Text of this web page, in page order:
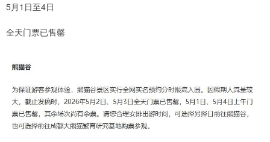
5月1日至4日
全天门票已售罄